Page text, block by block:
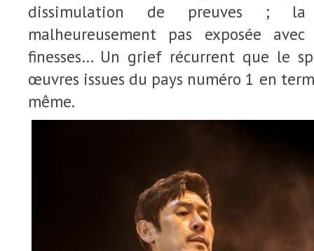
dissimulation de preuves ; la
malheureusement pas exposée
finesses… Un grief récurrent que le
œuvres issues du pays numéro 1 en
même.